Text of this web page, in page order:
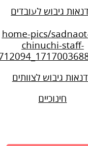
גיבוש לעובדים
גיבוש לצוותים
חינוכיים